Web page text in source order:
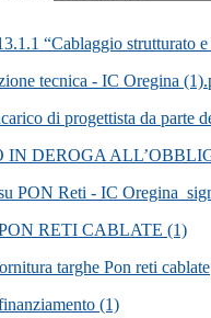
“Cablaggio strutturato e
tecnica - IC Oregina
di progettista da
DEROGA
PON Reti - IC
RETI CABLATE (1)
targhe Pon reti cablate
(1)